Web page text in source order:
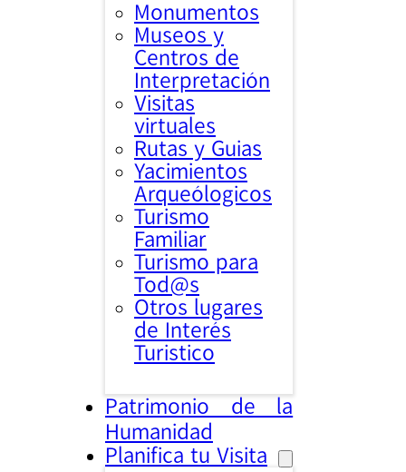
Monumentos
Museos y
Centros de
Interpretación
Visitas
virtuales
Rutas y Guias
Yacimientos
Arqueólogicos
Turismo
Familiar
Turismo para
Tod@s
Otros lugares
de Interés
Turistico
Patrimonio de la
Humanidad
Planifica tu Visita